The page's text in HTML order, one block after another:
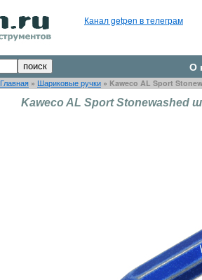
Канал getpen в телеграм
О
Главная » Шариковые ручки » Kaweco AL Sport
Kaweco AL Sport Stonewashed